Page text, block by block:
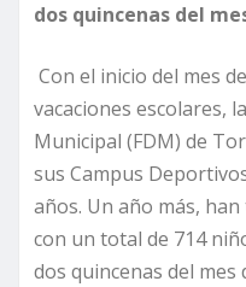
dos quincenas del
Con el inicio del mes
vacaciones escolares,
Municipal (FDM) de
sus Campus
años. Un año más,
con un total de 714
dos quincenas del mes